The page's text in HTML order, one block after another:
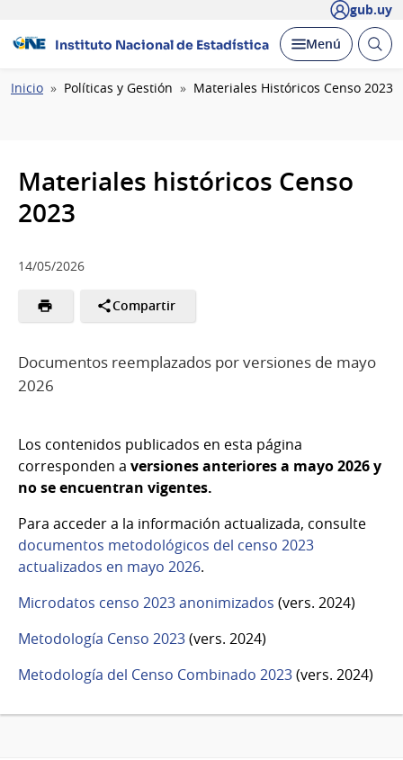
gub.uy
Instituto Nacional de Estadística Desplegar
Menú Abrir
Ruta
Inicio Políticas y Gestión Materiales Históricos Censo 2023
Materiales históricos Censo
2023
14/05/2026
Compartir
Documentos reemplazados por versiones de mayo
2026
Los contenidos publicados en esta página
corresponden a versiones anteriores a mayo 2026 y
no se encuentran vigentes.
Para acceder a la información actualizada, consulte
documentos metodológicos del censo 2023
actualizados en mayo 2026.
Microdatos censo 2023 anonimizados (vers. 2024)
Metodología Censo 2023(vers. 2024)
Metodología del Censo Combinado 2023(vers. 2024)